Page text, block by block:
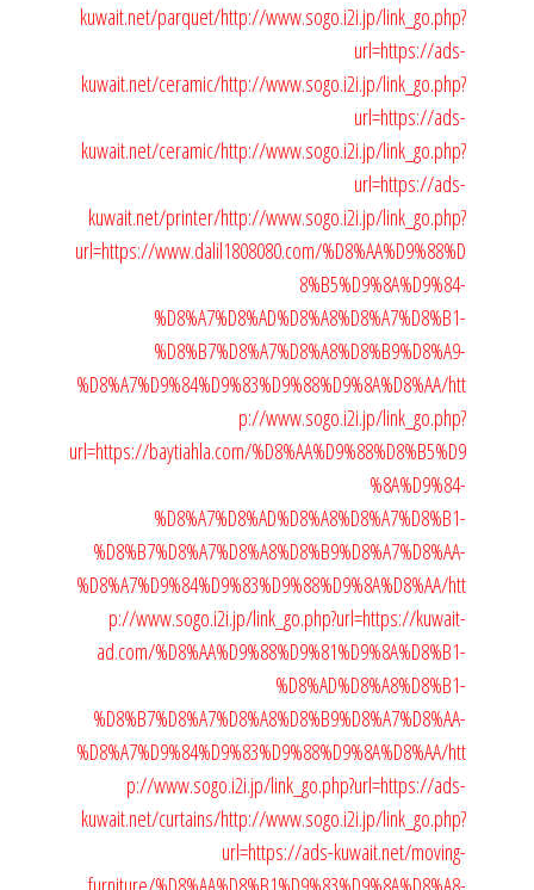
kuwait.net/parquet/http://www.sogo.i2i.jp/link_go.php?
url=https://ads-
kuwait.net/ceramic/http://www.sogo.i2i.jp/link_go.php?
url=https://ads-
kuwait.net/ceramic/http://www.sogo.i2i.jp/link_go.php?
url=https://ads-
kuwait.net/printer/http://www.sogo.i2i.jp/link_go.php?
url=https://www.dalil1808080.com/%D8%AA%D9%88%D
8%B5%D9%8A%D9%84-
%D8%A7%D8%AD%D8%A8%D8%A7%D8%B1-
%D8%B7%D8%A7%D8%A8%D8%B9%D8%A9-
%D8%A7%D9%84%D9%83%D9%88%D9%8A%D8%AA/htt
p://www.sogo.i2i.jp/link_go.php?
url=https://baytiahla.com/%D8%AA%D9%88%D8%B5%D9
%8A%D9%84-
%D8%A7%D8%AD%D8%A8%D8%A7%D8%B1-
%D8%B7%D8%A7%D8%A8%D8%B9%D8%A7%D8%AA-
%D8%A7%D9%84%D9%83%D9%88%D9%8A%D8%AA/htt
p://www.sogo.i2i.jp/link_go.php?url=https://kuwait-
ad.com/%D8%AA%D9%88%D9%81%D9%8A%D8%B1-
%D8%AD%D8%A8%D8%B1-
%D8%B7%D8%A7%D8%A8%D8%B9%D8%A7%D8%AA-
%D8%A7%D9%84%D9%83%D9%88%D9%8A%D8%AA/htt
p://www.sogo.i2i.jp/link_go.php?url=https://ads-
kuwait.net/curtains/http://www.sogo.i2i.jp/link_go.php?
url=https://ads-kuwait.net/moving-